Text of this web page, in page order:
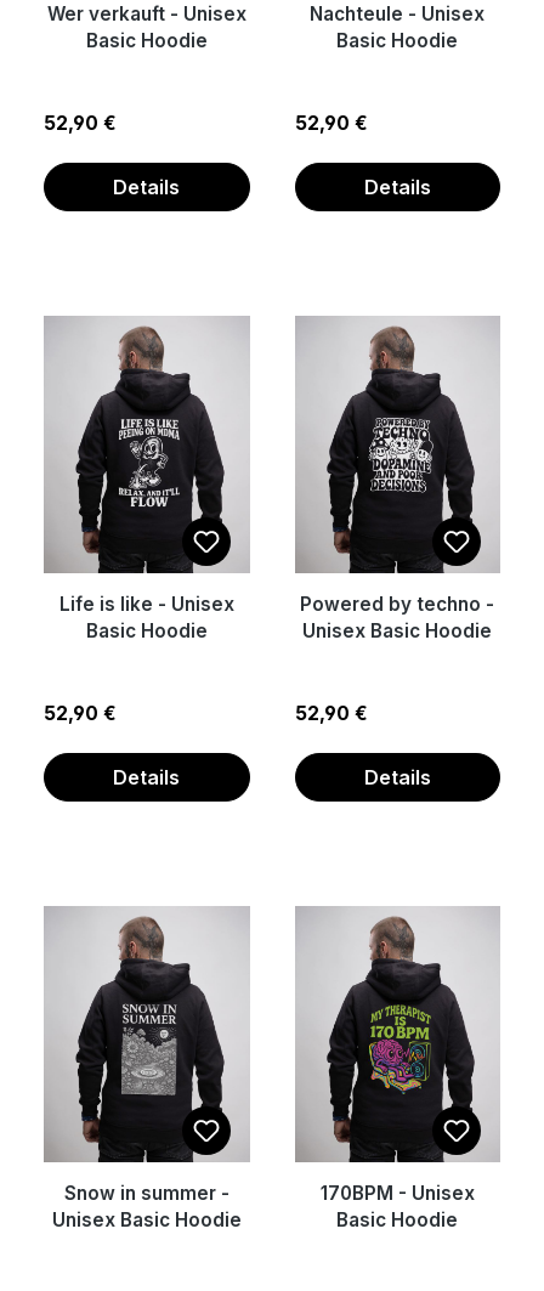
Wer verkauft - Unisex
Basic Hoodie
Regulärer Preis:
52,90 €
Details
Nachteule - Unisex
Basic Hoodie
Regulärer Preis:
52,90 €
Details
Life is like - Unisex
Basic Hoodie
Regulärer Preis:
52,90 €
Details
Powered by techno -
Unisex Basic Hoodie
Regulärer Preis:
52,90 €
Details
Snow in summer -
Unisex Basic Hoodie
170BPM - Unisex
Basic Hoodie